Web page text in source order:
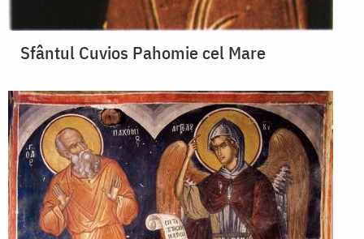
Sfântul Cuvios Pahomie cel Mare